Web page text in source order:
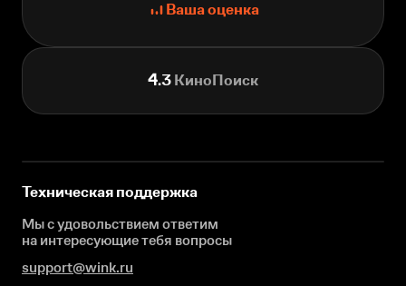
Ваша оценка
4.3 КиноПоиск
Техническая поддержка
Мы с удовольствием ответим
на интересующиетебя вопросы
support@wink.ru